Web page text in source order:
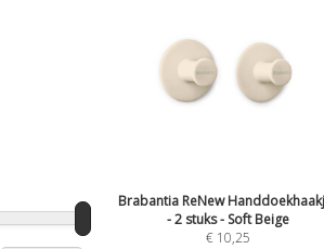
Brabantia ReNew
- 2 stuks - Soft Beige
€ 10,25